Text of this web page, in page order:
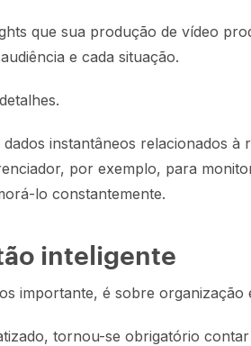
que sua produção de vídeo
e cada situação.
instantâneos relacionados à
por exemplo, para
lo constantemente.
inteligente
importante, é sobre organização
tornou-se obrigatório